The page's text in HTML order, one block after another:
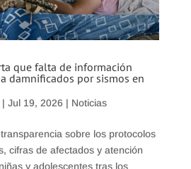
que falta de información
damnificados por sismos en
| Jul 19, 2026 | Noticias
sobre los protocolos
cifras de afectados y atención
y adolescentes tras los